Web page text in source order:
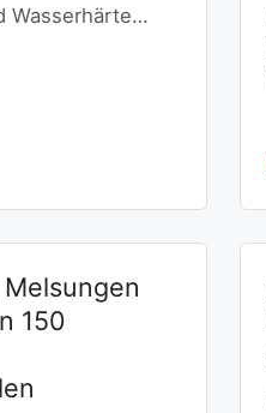
Wasserhärte…
150